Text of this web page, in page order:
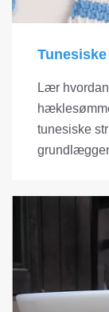
Lær
tunesiske